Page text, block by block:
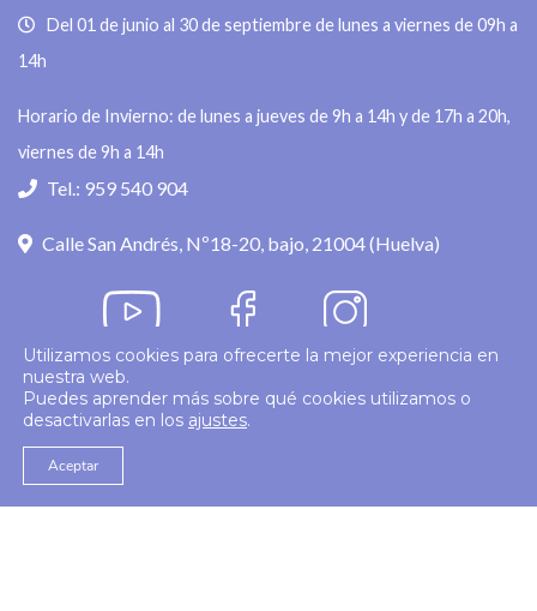
Del 01 de junio al 30 de septiembre de lunes a viernes de 09h a
14h
Horario de Invierno: de lunes a jueves de 9h a 14h y de 17h a 20h,
viernes de 9h a 14h
Tel.: 959 540 904
Calle San Andrés, Nº18-20, bajo, 21004 (Huelva)
© 2026 Colegio Enfermería Huelva
Utilizamos cookies para ofrecerte la mejor experiencia en
nuestra web.
Puedes aprender más sobre qué cookies utilizamos o
desactivarlas en los ajustes.
Aceptar